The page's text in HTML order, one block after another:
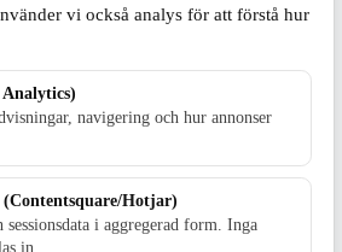
grundat 1991 som sedan 2002 ger
och 2010 lanserades Värnamo.nu. Från
tre kommuner: Gnosjö,
och Vaggeryds kommun.
vi också analys för att förstå hur
Analytics)
navigering och hur annonser
(Contentsquare/Hotjar)
i aggregerad form. Inga
in.